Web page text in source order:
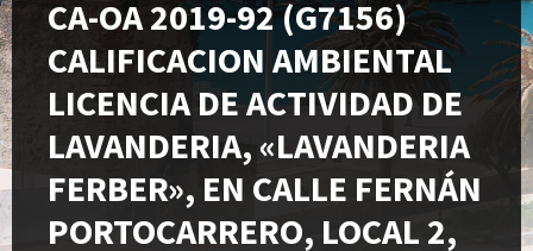
CA-OA 2019-92 (G7156)
CALIFICACION AMBIENTAL
LICENCIA DE ACTIVIDAD DE
LAVANDERIA, «LAVANDERIA
FERBER», EN CALLE FERNÁN
PORTOCARRERO, LOCAL 2,